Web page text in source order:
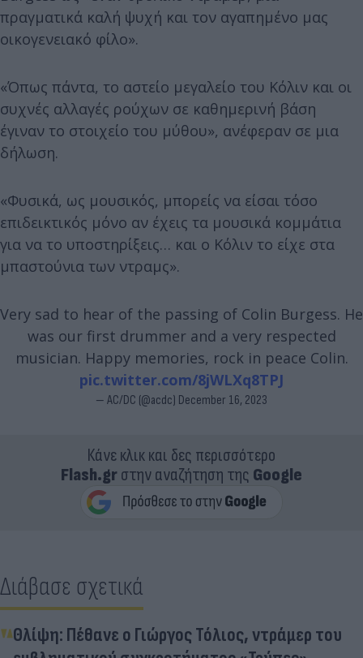
πραγματικά καλή ψυχή και τον αγαπημένο μας
οικογενειακό φίλο».
«Όπως πάντα, το αστείο μεγαλείο του Κόλιν και οι
συχνές αλλαγές ρούχων σε καθημερινή βάση
έγιναν το στοιχείο του μύθου», ανέφεραν σε μια
δήλωση.
«Φυσικά, ως μουσικός, μπορείς να είσαι τόσο
επιδεικτικός μόνο αν έχεις τα μουσικά κομμάτια
για να το υποστηρίξεις… και ο Κόλιν το είχε στα
μπαστούνια των ντραμς».
Very sad to hear of the passing of Colin Burgess. He
was our first drummer and a very respected
musician. Happy memories, rock in peace Colin.
pic.twitter.com/8jWLXq8TPJ
— AC/DC (@acdc) December 16, 2023
Κάνε κλικ και δες περισσότερο
Flash.grστην αναζήτηση της Google
Διάβασε σχετικά
Θλίψη: Πέθανε ο Γιώργος Τόλιος, ντράμερ του